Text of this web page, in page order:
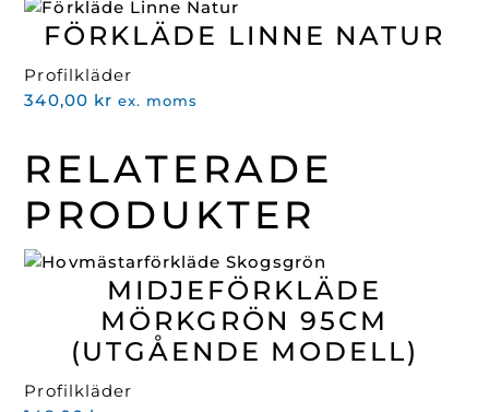
ursprungliga
priset
466,00 kr.
nuvarande
priset
FÖRKLÄDE LINNE NATUR
Profilkläder
340,00 kr ex. moms
RELATERADE
PRODUKTER
MIDJEFÖRKLÄDE
MÖRKGRÖN 95CM
(UTGÅENDE MODELL)
Profilkläder